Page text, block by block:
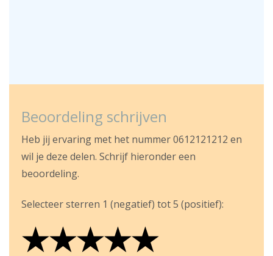
Beoordeling schrijven
Heb jij ervaring met het nummer 0612121212 en
wil je deze delen. Schrijf hieronder een
beoordeling.
Selecteer sterren 1 (negatief) tot 5 (positief):
★
★★
★★★
★★★★
★★★★★